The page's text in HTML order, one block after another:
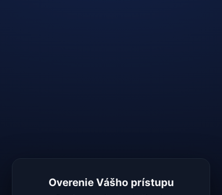
Overenie Vášho prístupu